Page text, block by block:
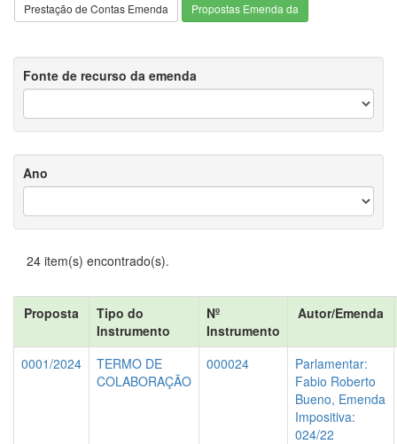
Prestação de Contas Emenda Propostas Emenda da
Fonte de recurso da emenda
Ano
24 item(s) encontrado(s).
Proposta
Tipo do
Instrumento
Nº
Instrumento
Autor/Emenda
0001/2024
TERMO DE
COLABORAÇÃO
000024
Parlamentar:
Fabio Roberto
Bueno, Emenda
Impositiva:
024/22